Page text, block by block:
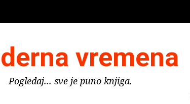
vremena
Pogledaj... sve je puno knjiga.